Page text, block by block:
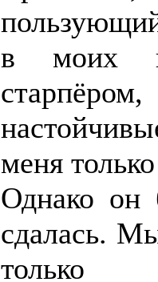
в моих
меня
Однако он
сдалась.
только